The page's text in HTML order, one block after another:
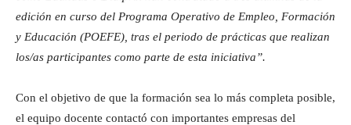
edición en curso del Programa Operativo de Empleo, Formación
y Educación (POEFE), tras el periodo de prácticas que realizan
los/as participantes como parte de esta iniciativa”.
Con el objetivo de que la formación sea lo más completa posible,
el equipo docente contactó con importantes empresas del